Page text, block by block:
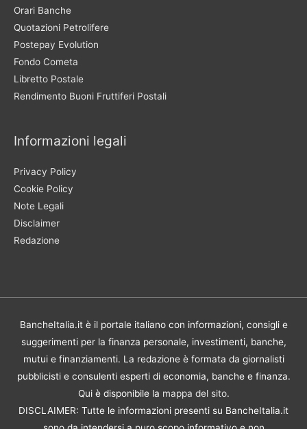
Orari Banche
Quotazioni Petrolifere
Postepay Evolution
Fondo Cometa
Libretto Postale
Rendimento Buoni Fruttiferi Postali
Informazioni legali
Privacy Policy
Cookie Policy
Note Legali
Disclaimer
Redazione
BancheItalia.it è il portale italiano con informazioni, consigli e
suggerimenti per la finanza personale, investimenti, banche,
mutui e finanziamenti. La redazione è formata da giornalisti
pubblicisti e consulenti esperti di economia, banche e finanza.
Qui è disponibile la mappa del sito.
DISCLAIMER: Tutte le informazioni presenti su BancheItalia.it